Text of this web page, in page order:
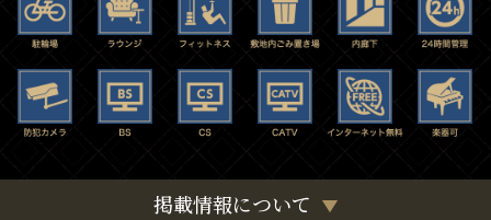
掲載情報について